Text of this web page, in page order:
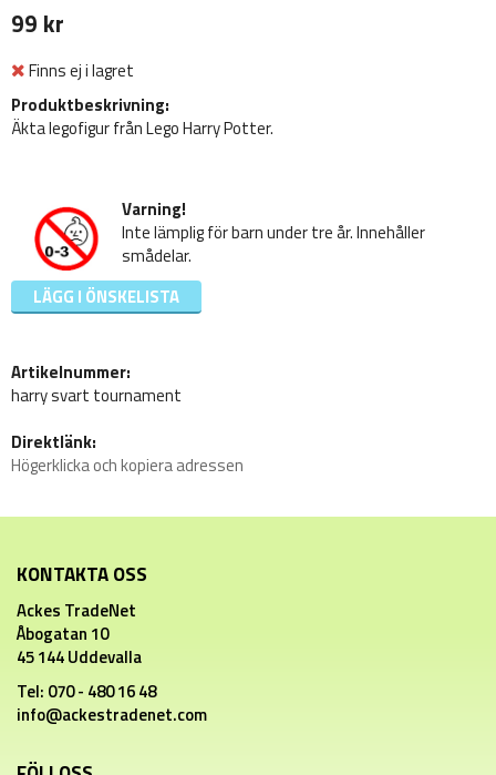
99 kr
Finns ej i lagret
Produktbeskrivning:
Äkta legofigur från Lego Harry Potter.
Varning!
Inte lämplig för barn under tre år. Innehåller
smådelar.
LÄGG I ÖNSKELISTA
Artikelnummer:
harry svart tournament
Direktlänk:
Högerklicka och kopiera adressen
KONTAKTA OSS
Ackes TradeNet
Åbogatan 10
45 144 Uddevalla
Tel: 070 - 480 16 48
info@ackestradenet.com